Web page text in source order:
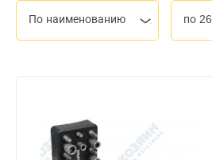
По наименованию по 26